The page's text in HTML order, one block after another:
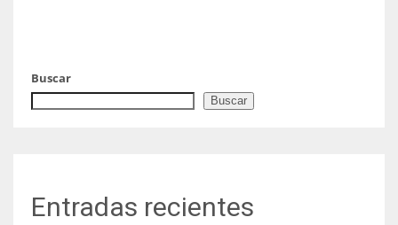
Buscar
Buscar
Entradas recientes